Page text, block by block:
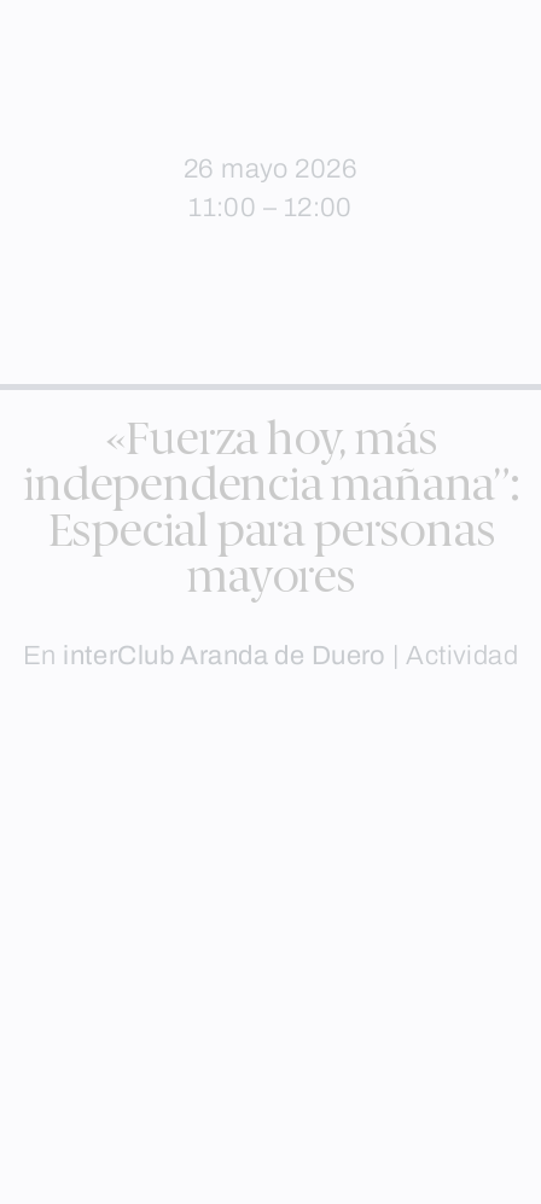
26 mayo 2026
11:00 – 12:00
«Fuerza hoy, más
independencia mañana”:
Especial para personas
mayores
En interClub Aranda de Duero |Actividad